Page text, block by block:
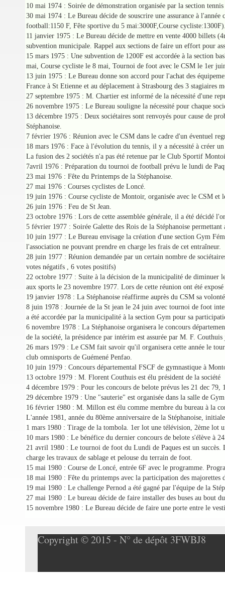
10 mai 1974 : Soirée de démonstration organisée par la section
30 mai 1974 : Le Bureau décide de souscrire une assurance à
football:1150 F, Fête sportive du 5 mai:3000F,Course
11 janvier 1975 : Le Bureau décide de mettre en vente 4000 billets
subvention municipale. Rappel aux sections de faire un effort pour
15 mars 1975 : Une subvention de 1200F est accordée à la section
mai, Course cycliste le 8 mai, Tournoi de foot avec le CSM le 1er
13 juin 1975 : Le Bureau donne son accord pour l'achat des
France à St Etienne et au déplacement à Strasbourg des 3 stagiaires
27 septembre 1975 : M. Chartier est informé de la nécessité d'une
26 novembre 1975 : Le Bureau souligne la nécessité pour chaque
13 décembre 1975 : Deux sociétaires sont renvoyés pour cause de
Stéphanoise.
7 février 1976 : Réunion avec le CSM dans le cadre d'un éventuel
18 mars 1976 : Face à l'évolution du tennis, il y a nécessité à créer
La fusion des 2 sociétés n'a pas été retenue par le Club Sportif
7avril 1976 : Préparation du tournoi de football prévu le lundi de
23 mai 1976 : Fête du Printemps de la Stéphanoise.
27 mai 1976 : Courses cyclistes de Loncé.
19 juin 1976 : Course cycliste de Montoir, organisée avec le CSM
26 juin 1976 : Feu de St Jean.
23 octobre 1976 : Lors de cette assemblée générale, il a été décidé
5 février 1977 : Soirée Galette des Rois de la Stéphanoise permettant
10 juin 1977 : Le Bureau envisage la création d'une section Gym
l'association ne pouvant prendre en charge les frais de cet entraîneur.
28 juin 1977 : Réunion demandée par un certain nombre de
votes négatifs , 6 votes positifs)
22 octobre 1977 : Suite à la décision de la municipalité de diminuer
aux sports le 23 novembre 1977. Lors de cette réunion ont été
19 janvier 1978 : La Stéphanoise réaffirme auprès du CSM sa
8 juin 1978 : Journée de la St jean le 24 juin avec tournoi de foot
a été accordée par la municipalité à la section Gym pour sa
6 novembre 1978 : La Stéphanoise organisera le concours
de la société, la présidence par intérim est assurée par M. F.
26 mars 1979 : Le CSM fait savoir qu'il organisera cette année le
club omnisports de Guémené Penfao.
10 juin 1979 : Concours départemental FSCF de gymnastique à
13 octobre 1979 : M. Florent Couthuis est élu président de la société
4 décembre 1979 : Pour les concours de belote prévus les 21 dec
29 décembre 1979 : Une "sauterie" est organisée dans la salle de
16 février 1980 : M. Millon est élu comme membre du bureau à la
L'année 1981, année du 80ème anniversaire de la Stéphanoise,
1 mars 1980 : Tirage de la tombola. 1er lot une télévision, 2ème lot
10 mars 1980 : Le bénéfice du dernier concours de belote s'élève à
21 avril 1980 : Le tournoi de foot du Lundi de Paques est un
charge les travaux de sablage et pelouse du terrain de foot.
15 mai 1980 : Course de Loncé, entrée 6F avec le programme.
18 mai 1980 : Fête du printemps avec la participation des majorettes
19 mai 1980 : Le challenge Pernod a été gagné par l'équipe de la
27 mai 1980 : Le bureau décide de faire installer des buses au bout
15 novembre 1980 : Le Bureau décide de faire une porte entre le
Copyright © 2015 - N° de dépôt 3FWBJ8